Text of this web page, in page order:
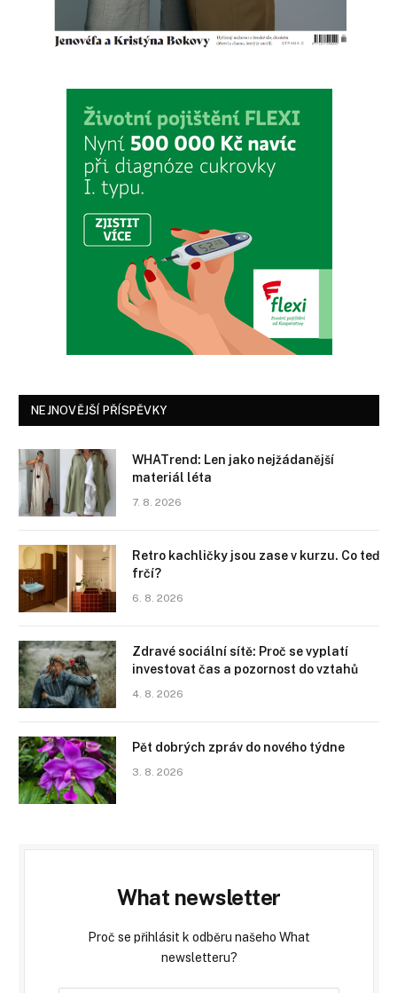
NEJNOVĚJŠÍ PŘÍSPĚVKY
WHATrend: Len jako nejžádanější
materiál léta
7. 8. 2026
Retro kachličky jsou zase v kurzu. Co teď
frčí?
6. 8. 2026
Zdravé sociální sítě: Proč se vyplatí
investovat čas a pozornost do vztahů
4. 8. 2026
Pět dobrých zpráv do nového týdne
3. 8. 2026
What newsletter
Proč se přihlásit k odběru našeho What
newsletteru?